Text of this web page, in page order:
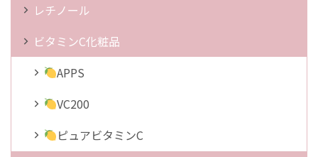
レチノール
ビタミンC化粧品
APPS
VC200
ピュアビタミンC